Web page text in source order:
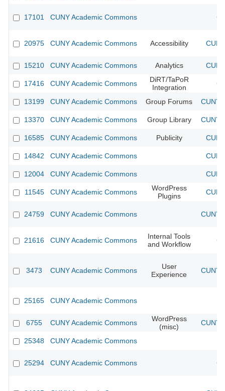
17101 CUNY Academic Commons
20975 CUNY Academic Commons Accessibility
15210 CUNY Academic Commons Analytics
17416 CUNY Academic Commons
DiRT/TaPoR
Integration
13199 CUNY Academic Commons Group Forums CUNY
13370 CUNY Academic Commons Group Library CUNY
16585 CUNY Academic Commons Publicity
14842 CUNY Academic Commons
12004 CUNY Academic Commons
11545 CUNY Academic Commons
WordPress
Plugins
24759 CUNY Academic Commons CUNY
21616 CUNY Academic Commons
Internal Tools
and Workflow
3473 CUNY Academic Commons
User
Experience
CUNY
25165 CUNY Academic Commons
6755 CUNY Academic Commons
WordPress
(misc)
CUNY
25348 CUNY Academic Commons
25294 CUNY Academic Commons